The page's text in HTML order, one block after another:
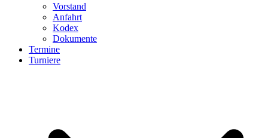
Vorstand
Anfahrt
Kodex
Dokumente
Termine
Turniere